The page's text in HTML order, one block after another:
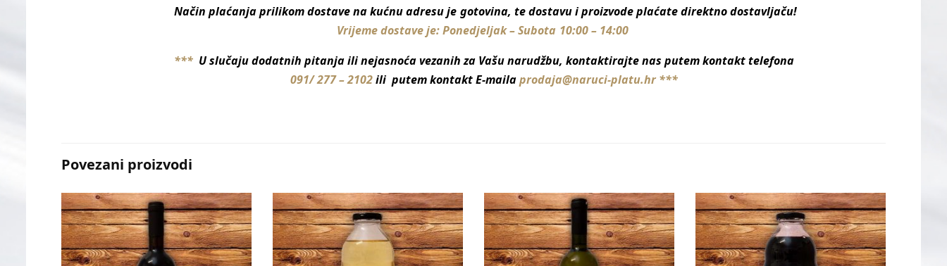
Način plaćanja prilikom dostave na kućnu adresu je gotovina, te dostavu i proizvode plaćate direktno dostavljaču!
Vrijeme dostave je: Ponedjeljak – Subota 10:00 – 14:00
*** U slučaju dodatnih pitanja ili nejasnoća vezanih za Vašu narudžbu, kontaktirajte nas putemkontakt telefona
091/ 277 – 2102ili putem kontakt E-mailaprodaja@naruci-platu.hr***
Povezani proizvodi